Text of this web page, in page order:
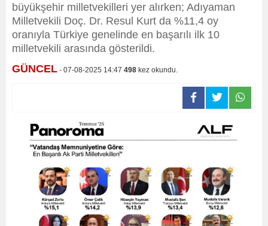
büyükşehir milletvekilleri yer alırken; Adıyaman
Milletvekili Doç. Dr. Resul Kurt da %11,4 oy
oranıyla Türkiye genelinde en başarılı ilk 10
milletvekili arasında gösterildi.
GÜNCEL - 07-08-2025 14:47 498 kez okundu.